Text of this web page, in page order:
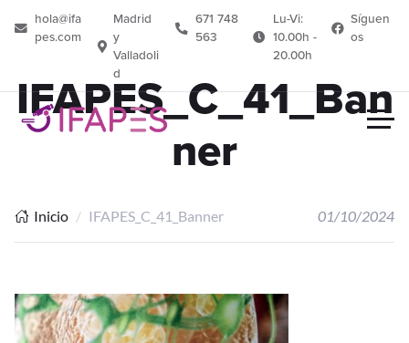
hola@ifa
pes.com
Madrid
y
Valladoli
d
671 748
563
Lu-Vi:
10.00h -
20.00h
Síguen
os
IFAPES_C_41_Ban
ner
Inicio IFAPES_C_41_Banner 01/10/2024